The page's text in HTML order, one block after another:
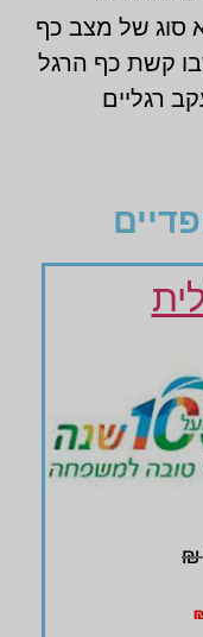
סוג של מצב כף
קשת כף הרגל
רגליים